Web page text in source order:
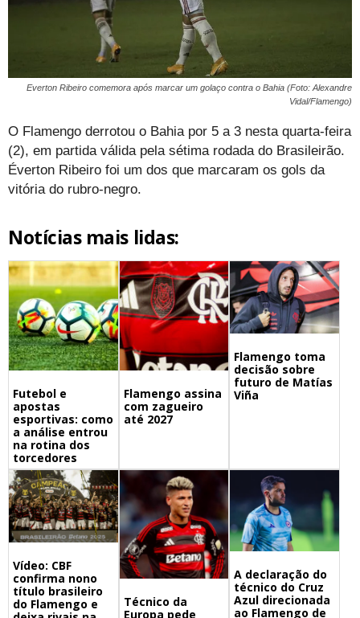
Everton Ribeiro comemora após marcar um golaço contra o Bahia (Foto: Alexandre
Vidal/Flamengo)
O Flamengo derrotou o Bahia por 5 a 3 nesta quarta-feira
(2), em partida válida pela sétima rodada do Brasileirão.
Éverton Ribeiro foi um dos que marcaram os gols da
vitória do rubro-negro.
Notícias mais lidas:
Futebol e
apostas
esportivas: como
a análise entrou
na rotina dos
torcedores
Flamengo assina
com zagueiro
até 2027
Flamengo toma
decisão sobre
futuro de Matías
Viña
Vídeo: CBF
confirma nono
título brasileiro
do Flamengo e
Técnico da
Europa pede
A declaração do
técnico do Cruz
Azul direcionada
ao Flamengo de